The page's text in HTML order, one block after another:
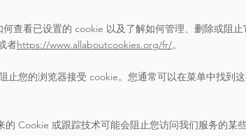
查看已设置的 cookie 以及了解如何管理、删除或阻止
者https://www.allaboutcookies.org/fr/。
止您的浏览器接受 cookie。您通常可以在菜单中找到
Cookie 或跟踪技术可能会阻止您访问我们服务的某